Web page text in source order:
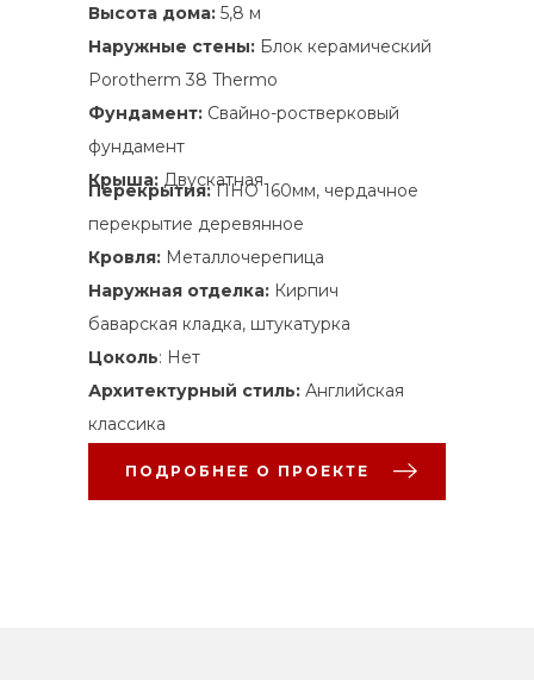
Высота дома: 5,8 м
Наружные стены: Блок керамический
Porotherm 38 Thermo
Фундамент: Свайно-ростверковый
фундамент
Крыша: Двускатная
Перекрытия:ПНО 160мм, чердачное
перекрытие деревянное
Кровля: Металлочерепица
Наружная отделка: Кирпич
баварская кладка, штукатурка
Цоколь: Нет
Архитектурный стиль: Английская
классика
ПОДРОБНЕЕ О ПРОЕКТЕ